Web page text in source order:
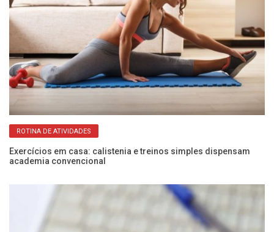
ROTINA DE ATIVIDADES
Exercícios em casa: calistenia e treinos simples dispensam
academia convencional